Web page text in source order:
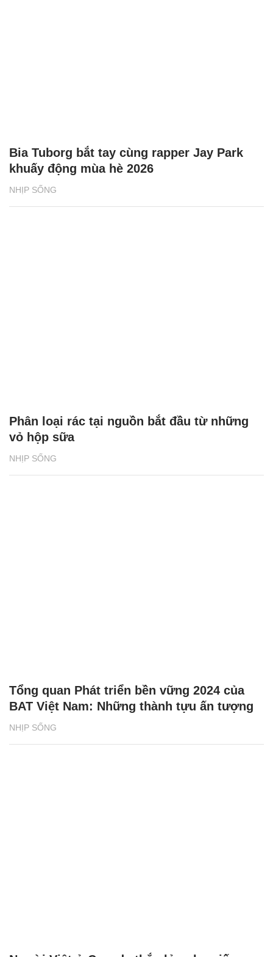
NHỊP SỐNG
Bia Tuborg bắt tay cùng rapper Jay Park
khuấy động mùa hè 2026
NHỊP SỐNG
Phân loại rác tại nguồn bắt đầu từ những
vỏ hộp sữa
NHỊP SỐNG
Tổng quan Phát triển bền vững 2024 của
BAT Việt Nam: Những thành tựu ấn tượng